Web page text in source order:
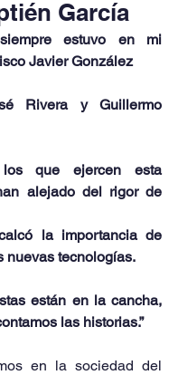
García
estuvo en mi
Javier González
Rivera y Guillermo
los que ejercen esta
alejado del rigor de
la importancia de
nuevas tecnologías.
están en la cancha,
las historias.”
en la sociedad del